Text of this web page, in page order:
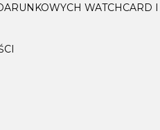
WATCHCARD I